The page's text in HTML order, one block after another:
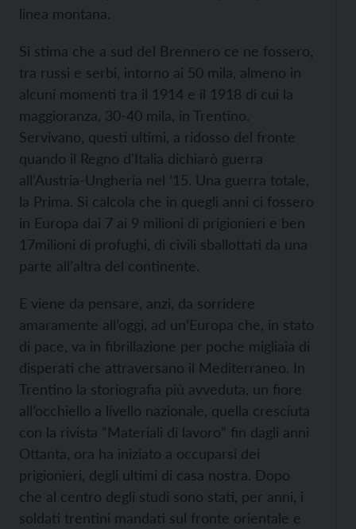
linea montana.
Si stima che a sud del Brennero ce ne fossero,
tra russi e serbi, intorno ai 50 mila, almeno in
alcuni momenti tra il 1914 e il 1918 di cui la
maggioranza, 30-40 mila, in Trentino.
Servivano, questi ultimi, a ridosso del fronte
quando il Regno d’Italia dichiarò guerra
all’Austria-Ungheria nel ’15. Una guerra totale,
la Prima. Si calcola che in quegli anni ci fossero
in Europa dai 7 ai 9 milioni di prigionieri e ben
17milioni di profughi, di civili sballottati da una
parte all’altra del continente.
E viene da pensare, anzi, da sorridere
amaramente all’oggi, ad un’Europa che, in stato
di pace, va in fibrillazione per poche migliaia di
disperati che attraversano il Mediterraneo. In
Trentino la storiografia più avveduta, un fiore
all’occhiello a livello nazionale, quella cresciuta
con la rivista “Materiali di lavoro” fin dagli anni
Ottanta, ora ha iniziato a occuparsi dei
prigionieri, degli ultimi di casa nostra. Dopo
che al centro degli studi sono stati, per anni, i
soldati trentini mandati sul fronte orientale e